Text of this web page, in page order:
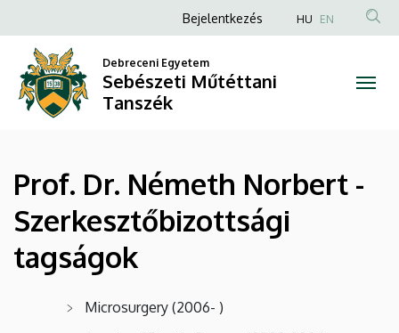
Dr.
Németh
Norbert
Szerkesztőbizottsági
tagságok
Sebészeti
a
tartalomra
Anonim
fiók
menüje
Bejelentkezés HU EN
Debreceni Egyetem
Sebészeti Műtéttani
Tanszék
Prof. Dr. Németh Norbert -
Szerkesztőbizottsági
tagságok
Microsurgery (2006- )